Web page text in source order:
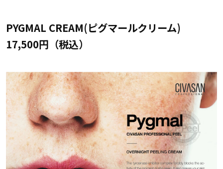
PYGMAL CREAM(ピグマールクリーム)
17,500円（税込）